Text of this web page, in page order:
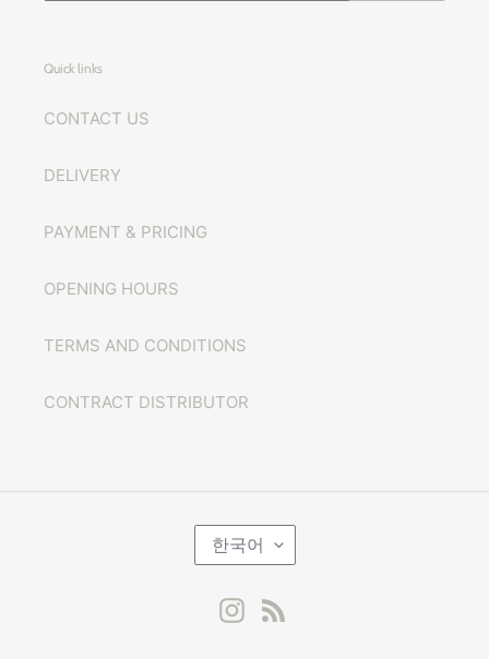
Quick links
CONTACT US
DELIVERY
PAYMENT & PRICING
OPENING HOURS
TERMS AND CONDITIONS
CONTRACT DISTRIBUTOR
언
한국어
Instagram